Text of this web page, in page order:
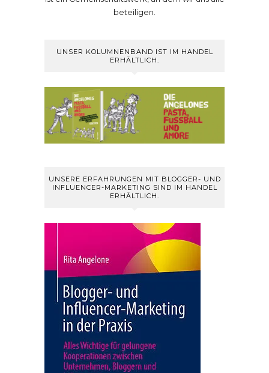
beteiligen.
UNSER KOLUMNENBAND IST IM HANDEL
ERHÄLTLICH.
UNSERE ERFAHRUNGEN MIT BLOGGER- UND
INFLUENCER-MARKETING SIND IM HANDEL
ERHÄLTLICH.